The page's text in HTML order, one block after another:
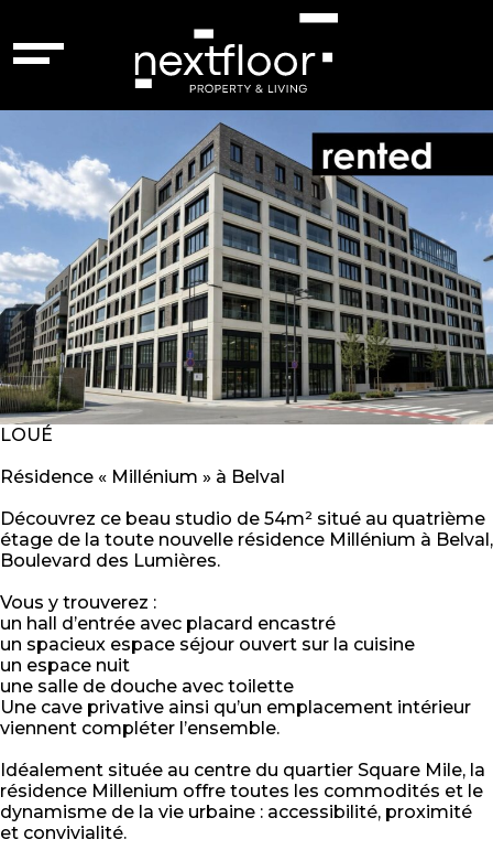
Belval
Belval – 85477104
LOUÉ
Résidence « Millénium » à Belval
Découvrez ce beau studio de 54m² situé au quatrième
étage de la toute nouvelle résidence Millénium à Belval,
Boulevard des Lumières.
Vous y trouverez :
un hall d’entrée avec placard encastré
un spacieux espace séjour ouvert sur la cuisine
un espace nuit
une salle de douche avec toilette
Une cave privative ainsi qu’un emplacement intérieur
viennent compléter l’ensemble.
Idéalement située au centre du quartier Square Mile, la
résidence Millenium offre toutes les commodités et le
dynamisme de la vie urbaine : accessibilité, proximité
et convivialité.